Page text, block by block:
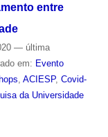
entre
— última
em: Evento
ACIESP, Covid-
da Universidade